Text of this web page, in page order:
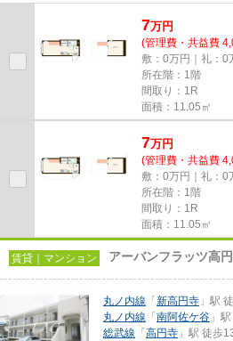
7万円
(管理費・共益費
敷：0万円｜礼：0
所在階：1階
間取り：1R
面積：11.05㎡
7万円
(管理費・共益費
敷：0万円｜礼：0
所在階：1階
間取り：1R
面積：11.05㎡
賃貸｜マンション アーバンフラッツ高
丸ノ内線 「 新高円寺 」駅
丸ノ内線 「 南阿佐ケ谷 」
総武線 「 高円寺 」駅 徒歩